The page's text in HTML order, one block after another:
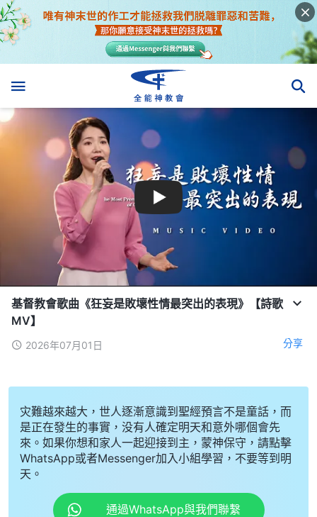
基督教會歌曲《狂妄是敗壞性情最突出的表現》【詩歌
MV】
2026年07月01日 分享
灾難越來越大，世人逐漸意識到聖經預言不是童話，而
是正在發生的事實，没有人確定明天和意外哪個會先
來。如果你想和家人一起迎接到主，蒙神保守，請點擊
WhatsApp或者Messenger加入小組學習，不要等到明
天。
通過WhatsApp與我們聯繫